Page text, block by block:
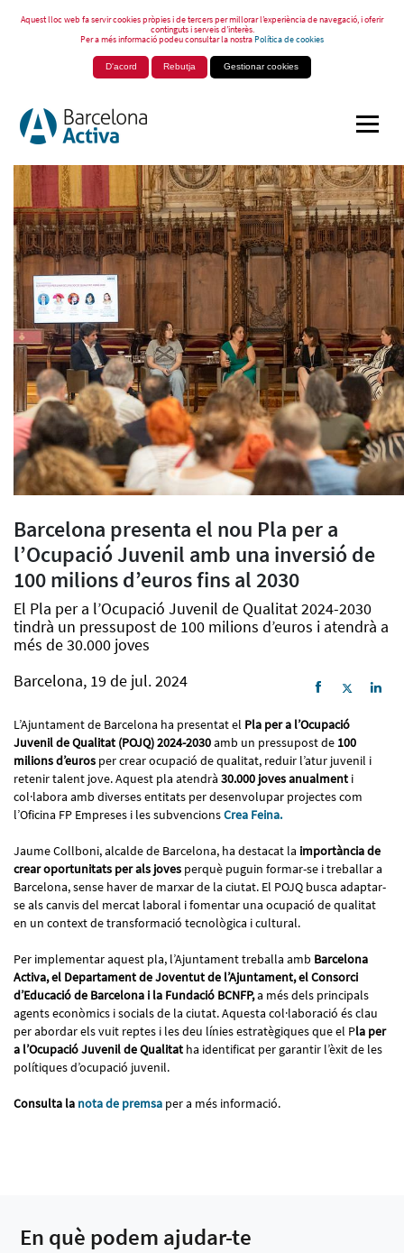
Aquest lloc web fa servir cookies pròpies i de tercers per millorar l’experiència de navegació, i oferir
continguts i serveis d’interès.
Per a més informació podeu consultar la nostraPolítica de cookies
D'acord Rebutja Gestionar cookies
Barcelona presenta el nou Pla per a
l’Ocupació Juvenil amb una inversió de
100 milions d’euros fins al 2030
El Pla per a l’Ocupació Juvenil de Qualitat 2024-2030
tindrà un pressupost de 100 milions d’euros i atendrà a
més de 30.000 joves
Barcelona, 19 de jul. 2024
L’Ajuntament de Barcelona ha presentat el Pla per a l’Ocupació
Juvenil de Qualitat (POJQ) 2024-2030amb un pressupost de 100
milions d’euros per crear ocupació de qualitat, reduir l’atur juvenil i
retenir talent jove. Aquest pla atendrà 30.000 joves anualment i
col·labora amb diverses entitats per desenvolupar projectes com
l’Oficina FP Empreses i les subvencionsCrea Feina.
Jaume Collboni, alcalde de Barcelona, ha destacat la importància de
crear oportunitats per als joves perquè puguin formar-se i treballar a
Barcelona, sense haver de marxar de la ciutat. El POJQ busca adaptar-
se als canvis del mercat laboral i fomentar una ocupació de qualitat
en un context de transformació tecnològica i cultural.
Per implementar aquest pla, l’Ajuntament treballa amb Barcelona
Activa, el Departament de Joventut de l’Ajuntament, el Consorci
d’Educació de Barcelona i la Fundació BCNFP,a més dels principals
agents econòmics i socials de la ciutat. Aquesta col·laboració és clau
per abordar els vuit reptes i les deu línies estratègiques que el Pla per
a l’Ocupació Juvenil de Qualitat ha identificat per garantir l’èxit de les
polítiques d’ocupació juvenil.
Consulta la nota de premsa per a més informació.
En què podem ajudar-te